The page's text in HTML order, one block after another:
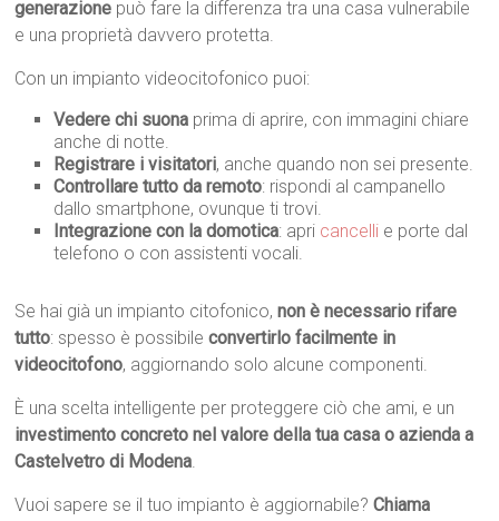
generazione può fare la differenza tra una casa vulnerabile
e una proprietà davvero protetta.
Con un impianto videocitofonico puoi:
Vedere chi suona prima di aprire, con immagini chiare
anche di notte.
Registrare i visitatori, anche quando non sei presente.
Controllare tutto da remoto: rispondi al campanello
dallo smartphone, ovunque ti trovi.
Integrazione con la domotica: apri cancelli e porte dal
telefono o con assistenti vocali.
Se hai già un impianto citofonico,non è necessario rifare
tutto: spesso è possibileconvertirlo facilmente in
videocitofono, aggiornando solo alcune componenti.
È una scelta intelligente per proteggere ciò che ami, e un
investimento concreto nel valore della tua casa o azienda a
Castelvetro di Modena.
Vuoi sapere se il tuo impianto è aggiornabile?Chiama